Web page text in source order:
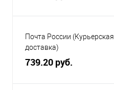
Почта России (Курьерская
доставка)
739.20 руб.